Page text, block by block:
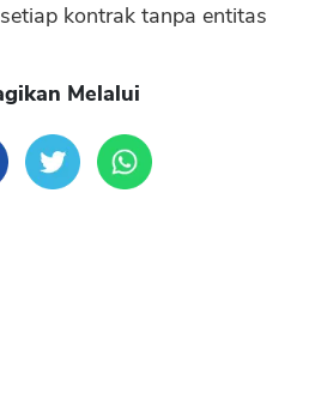
kontrak tanpa entitas
Melalui